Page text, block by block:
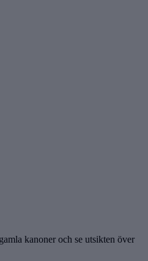
kanoner och se utsikten över